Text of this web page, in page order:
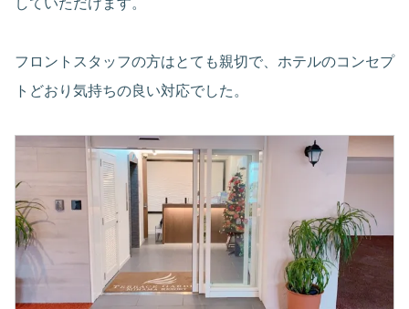
フロントスタッフの方はとても親切で、ホテルのコンセプ
トどおり気持ちの良い対応でした。